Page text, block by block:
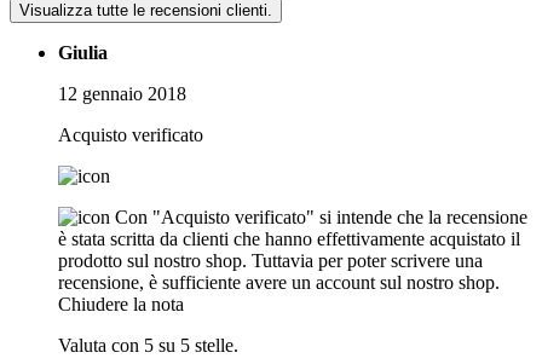
Visualizza tutte le recensioni clienti.
Giulia
12 gennaio 2018
Acquisto verificato
Con "Acquisto verificato" si intende che la recensione
è stata scritta da clienti che hanno effettivamente acquistato il
prodotto sul nostro shop. Tuttavia per poter scrivere una
recensione, è sufficiente avere un account sul nostro shop.
Chiudere la nota
Valuta con 5 su 5 stelle.